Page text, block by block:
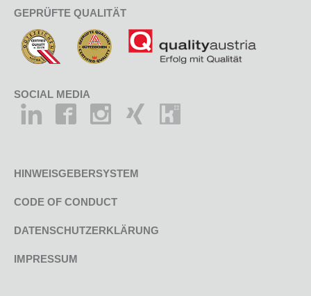
GEPRÜFTE QUALITÄT
SOCIAL MEDIA
HINWEISGEBERSYSTEM
CODE OF CONDUCT
DATENSCHUTZERKLÄRUNG
IMPRESSUM